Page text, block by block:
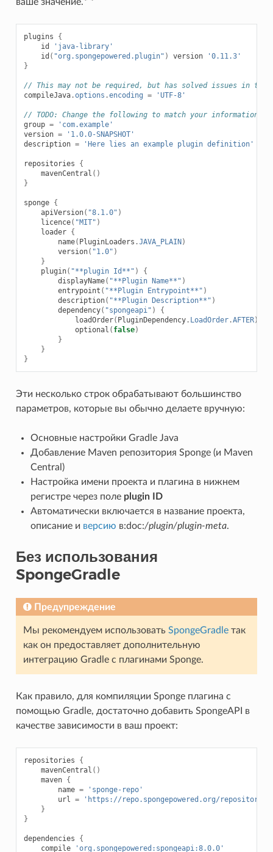
ваше значение.* *
plugins
{
id
'java-library'
id ( "org.spongepowered.plugin" ) version
'0.11.3'
}
// This may not be required, but has solved issues in the
compileJava.options .encoding = 'UTF-8'
// TODO: Change the following to match your information
group =
'com.example'
version =
'1.0.0-SNAPSHOT'
description = 'Here lies an example plugin definition'
repositories
{
mavenCentral ()
}
sponge {
apiVersion( "8.1.0" )
licence( "MIT" )
loader {
name( PluginLoaders .JAVA_PLAIN )
version( "1.0" )
}
plugin( "**plugin Id**" )
{
displayName( "**Plugin Name**" )
entrypoint ( "**Plugin Entrypoint**" )
description( "**Plugin Description**" )
dependency( "spongeapi" )
{
loadOrder( PluginDependency. LoadOrder.AFTER)
optional ( false)
}
}
}
Эти несколько строк обрабатывают большинство
параметров, которые вы обычно делаете вручную:
Основные настройки Gradle Java
Добавление Maven репозитория Sponge (и Maven
Central)
Настройка имени проекта и плагина в нижнем
регистре через поле plugin ID
Автоматически включается в название проекта,
описание и версию в:doc:/plugin/plugin-meta.
Без использования
SpongeGradle
Предупреждение
Мы рекомендуем использовать SpongeGradleтак
как он предоставляет дополнительную
интеграцию Gradle с плагинами Sponge.
Как правило, для компиляции Sponge плагина с
помощью Gradle, достаточно добавить SpongeAPI в
качестве зависимости в ваш проект:
repositories
{
mavenCentral ()
maven {
name =
'sponge-repo'
url =
'https://repo.spongepowered.org/repository/
}
}
dependencies
{
compile
'org.spongepowered:spongeapi:8.0.0'